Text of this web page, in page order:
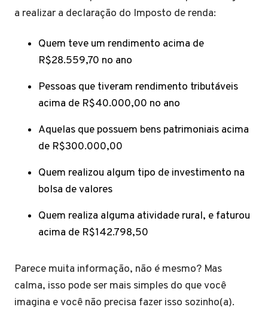
a realizar a declaração do Imposto de renda:
Quem teve um rendimento acima de
R$28.559,70 no ano
Pessoas que tiveram rendimento tributáveis
acima de R$40.000,00 no ano
Aquelas que possuem bens patrimoniais acima
de R$300.000,00
Quem realizou algum tipo de investimento na
bolsa de valores
Quem realiza alguma atividade rural, e faturou
acima de R$142.798,50
Parece muita informação, não é mesmo? Mas
calma, isso pode ser mais simples do que você
imagina e você não precisa fazer isso sozinho(a).